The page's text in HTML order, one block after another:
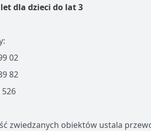
dla dzieci do lat 3
02
82
526
zwiedzanych obiektów ustala